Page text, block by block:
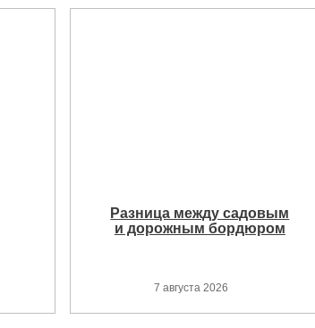
Разница между садовым
и дорожным бордюром
7 августа 2026